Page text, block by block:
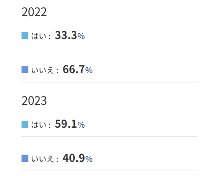
2022
はい : 33.3％
いいえ : 66.7％
2023
はい : 59.1％
いいえ : 40.9％